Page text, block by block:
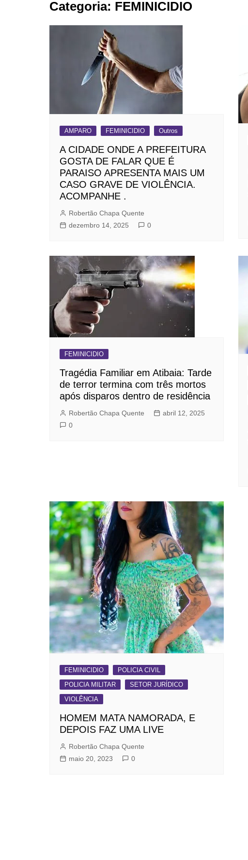
BARRETOS
PEDREIRA
RIBEIRÃO PRETO
Categoria: FEMINICIDIO
AMPARO FEMINICIDIO Outros
A CIDADE ONDE A PREFEITURA
GOSTA DE FALAR QUE É
PARAISO APRESENTA MAIS UM
CASO GRAVE DE VIOLÊNCIA.
ACOMPANHE .
Robertão Chapa Quente
dezembro 14, 2025
0
FEMINICIDIO
Tragédia Familiar em Atibaia: Tarde
de terror termina com três mortos
após disparos dentro de residência
Robertão Chapa Quente
abril 12, 2025
0
FEMINICIDIO
POLICIA CIVIL
POLICIA MILITAR
SETOR JURÍDICO
VIOLÊNCIA
HOMEM MATA NAMORADA, E
DEPOIS FAZ UMA LIVE
Robertão Chapa Quente
maio 20, 2023
0